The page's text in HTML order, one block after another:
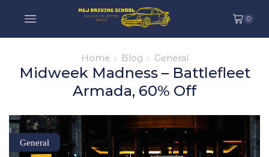
0
Home Blog General
Midweek Madness – Battlefleet
Armada, 60% Off
General